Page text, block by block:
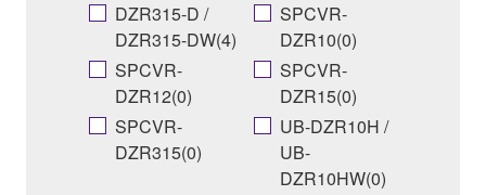
DZR315-D /
DZR315-DW(4)
SPCVR-
DZR10(0)
SPCVR-
DZR12(0)
SPCVR-
DZR15(0)
SPCVR-
DZR315(0)
UB-DZR10H /
UB-
DZR10HW(0)